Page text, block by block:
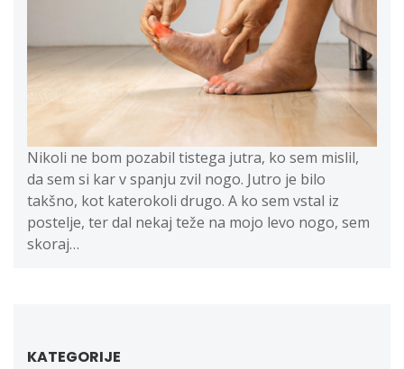
Nikoli ne bom pozabil tistega jutra, ko sem mislil,
da sem si kar v spanju zvil nogo. Jutro je bilo
takšno, kot katerokoli drugo. A ko sem vstal iz
postelje, ter dal nekaj teže na mojo levo nogo, sem
skoraj…
KATEGORIJE